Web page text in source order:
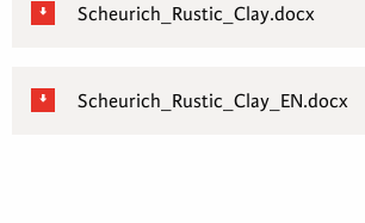
Scheurich_Rustic_Clay.docx
Scheurich_Rustic_Clay_EN.docx